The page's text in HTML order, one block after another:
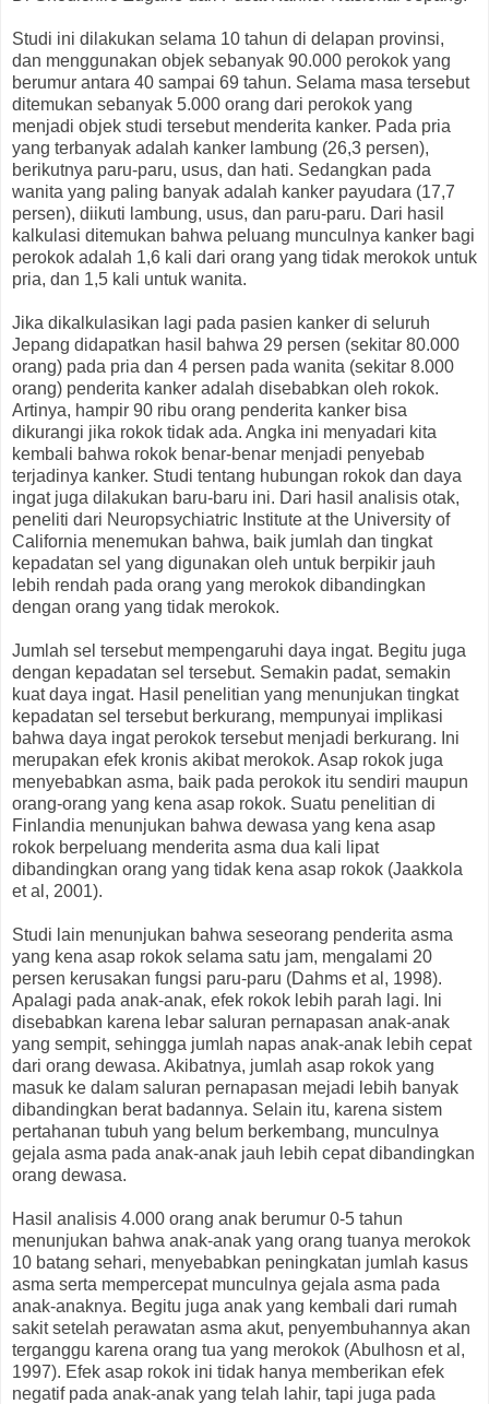
Studi ini dilakukan selama 10 tahun di delapan provinsi,
dan menggunakan objek sebanyak 90.000 perokok yang
berumur antara 40 sampai 69 tahun. Selama masa tersebut
ditemukan sebanyak 5.000 orang dari perokok yang
menjadi objek studi tersebut menderita kanker. Pada pria
yang terbanyak adalah kanker lambung (26,3 persen),
berikutnya paru-paru, usus, dan hati. Sedangkan pada
wanita yang paling banyak adalah kanker payudara (17,7
persen), diikuti lambung, usus, dan paru-paru. Dari hasil
kalkulasi ditemukan bahwa peluang munculnya kanker bagi
perokok adalah 1,6 kali dari orang yang tidak merokok untuk
pria, dan 1,5 kali untuk wanita.
Jika dikalkulasikan lagi pada pasien kanker di seluruh
Jepang didapatkan hasil bahwa 29 persen (sekitar 80.000
orang) pada pria dan 4 persen pada wanita (sekitar 8.000
orang) penderita kanker adalah disebabkan oleh rokok.
Artinya, hampir 90 ribu orang penderita kanker bisa
dikurangi jika rokok tidak ada. Angka ini menyadari kita
kembali bahwa rokok benar-benar menjadi penyebab
terjadinya kanker. Studi tentang hubungan rokok dan daya
ingat juga dilakukan baru-baru ini. Dari hasil analisis otak,
peneliti dari Neuropsychiatric Institute at the University of
California menemukan bahwa, baik jumlah dan tingkat
kepadatan sel yang digunakan oleh untuk berpikir jauh
lebih rendah pada orang yang merokok dibandingkan
dengan orang yang tidak merokok.
Jumlah sel tersebut mempengaruhi daya ingat. Begitu juga
dengan kepadatan sel tersebut. Semakin padat, semakin
kuat daya ingat. Hasil penelitian yang menunjukan tingkat
kepadatan sel tersebut berkurang, mempunyai implikasi
bahwa daya ingat perokok tersebut menjadi berkurang. Ini
merupakan efek kronis akibat merokok. Asap rokok juga
menyebabkan asma, baik pada perokok itu sendiri maupun
orang-orang yang kena asap rokok. Suatu penelitian di
Finlandia menunjukan bahwa dewasa yang kena asap
rokok berpeluang menderita asma dua kali lipat
dibandingkan orang yang tidak kena asap rokok (Jaakkola
et al, 2001).
Studi lain menunjukan bahwa seseorang penderita asma
yang kena asap rokok selama satu jam, mengalami 20
persen kerusakan fungsi paru-paru (Dahms et al, 1998).
Apalagi pada anak-anak, efek rokok lebih parah lagi. Ini
disebabkan karena lebar saluran pernapasan anak-anak
yang sempit, sehingga jumlah napas anak-anak lebih cepat
dari orang dewasa. Akibatnya, jumlah asap rokok yang
masuk ke dalam saluran pernapasan mejadi lebih banyak
dibandingkan berat badannya. Selain itu, karena sistem
pertahanan tubuh yang belum berkembang, munculnya
gejala asma pada anak-anak jauh lebih cepat dibandingkan
orang dewasa.
Hasil analisis 4.000 orang anak berumur 0-5 tahun
menunjukan bahwa anak-anak yang orang tuanya merokok
10 batang sehari, menyebabkan peningkatan jumlah kasus
asma serta mempercepat munculnya gejala asma pada
anak-anaknya. Begitu juga anak yang kembali dari rumah
sakit setelah perawatan asma akut, penyembuhannya akan
terganggu karena orang tua yang merokok (Abulhosn et al,
1997). Efek asap rokok ini tidak hanya memberikan efek
negatif pada anak-anak yang telah lahir, tapi juga pada